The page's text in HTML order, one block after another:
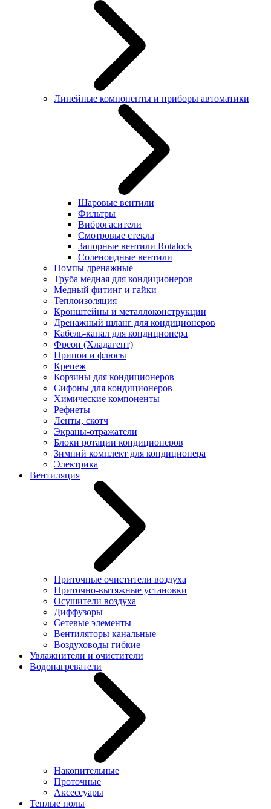
Линейные компоненты и приборы автоматики
Шаровые вентили
Фильтры
Виброгасители
Смотровые стекла
Запорные вентили Rotalock
Соленоидные вентили
Помпы дренажные
Труба медная для кондиционеров
Медный фитинг и гайки
Теплоизоляция
Кронштейны и металлоконструкции
Дренажный шланг для кондиционеров
Кабель-канал для кондиционера
Фреон (Хладагент)
Припои и флюсы
Крепеж
Корзины для кондиционеров
Сифоны для кондиционеров
Химические компоненты
Рефнеты
Ленты, скотч
Экраны-отражатели
Блоки ротации кондиционеров
Зимний комплект для кондиционера
Электрика
Вентиляция
Приточные очистители воздуха
Приточно-вытяжные установки
Осушители воздуха
Диффузоры
Сетевые элементы
Вентиляторы канальные
Воздуховоды гибкие
Увлажнители и очистители
Водонагреватели
Накопительные
Проточные
Аксессуары
Теплые полы